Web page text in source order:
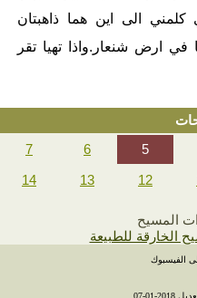
الى اين هما ذاهبتان
في ارض شنعار.واذا تهيا تقر
5
6
7
12
13
14
المسيح
الفيسبوك